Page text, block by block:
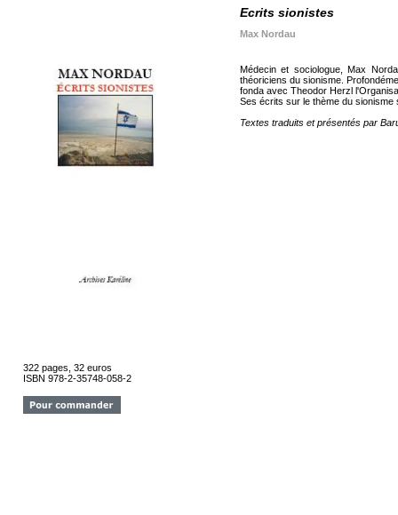
322 pages, 32 euros
ISBN 978-2-35748-058-2
Ecrits sionistes
Max Nordau
Médecin et sociologue, Max
théoriciens du sionisme.
fonda avec Theodor Herzl
Ses écrits sur le thème du sionisme
Textes traduits et présentés par